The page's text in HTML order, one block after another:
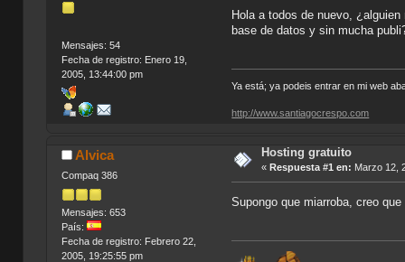
Mensajes: 54
Fecha de registro: Enero 19,
2005, 13:44:00 pm
Hola a todos de nuevo,
base de datos y sin mucha
Ya está; ya podeis entrar en mi web
http://www.santiagocrespo.com
Alvica
Compaq 386
Mensajes: 653
País:
Fecha de registro: Febrero 22,
2005, 19:25:55 pm
Hosting gratuito
« Respuesta #1 en: Marzo 12,
Supongo que miarroba, creo